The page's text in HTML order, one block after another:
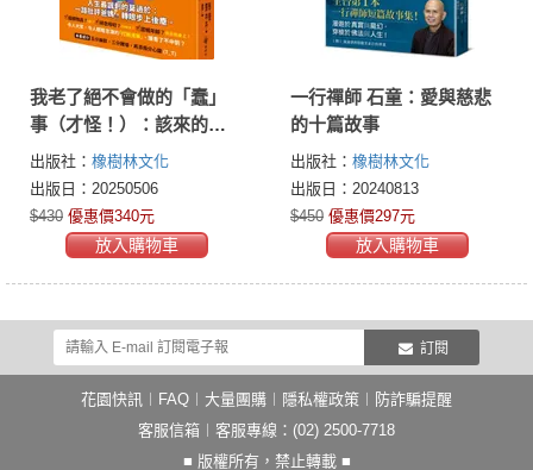
我老了絕不會做的「蠢」
事（才怪！）：該來的總
會來，躲也躲不掉！
出版社： 橡樹林文化
出版日：20250506
$430 優惠價340元
放入購物車
一行禪師 石童：愛與慈悲
的十篇故事
出版社： 橡樹林文化
出版日：20240813
$450 優惠價297元
放入購物車
訂閱
花園快訊 FAQ 大量團購 隱私權政策
防詐騙提醒
客服信箱 ︱客服專線：(02) 2500-7718
■ 版權所有，禁止轉載 ■